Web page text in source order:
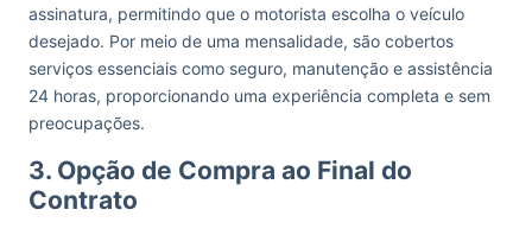
assinatura, permitindo que o motorista escolha o veículo
desejado. Por meio de uma mensalidade, são cobertos
serviços essenciais como seguro, manutenção e assistência
24 horas, proporcionando uma experiência completa e sem
preocupações.
3. Opção de Compra ao Final do
Contrato